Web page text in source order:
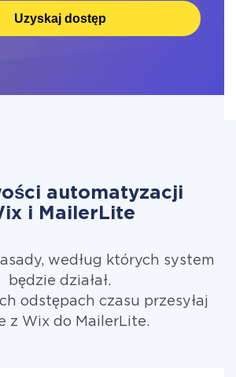
Uzyskaj dostęp
automatyzacji
i MailerLite
według których system
będzie działał.
odstępach czasu przesyłaj
z Wix do MailerLite.